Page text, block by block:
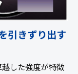
引きずり出す
した強度が特徴